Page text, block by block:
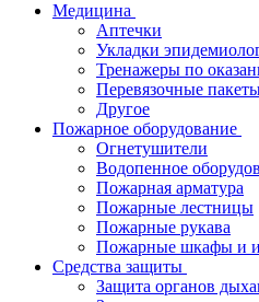
Медицина
Аптечки
Укладки
Тренажеры по
Перевязочные
Другое
Пожарное оборудование
Огнетушители
Водопенное
Пожарная арматура
Пожарные лестницы
Пожарные рукава
Пожарные шкафы и
Средства защиты
Защита органов